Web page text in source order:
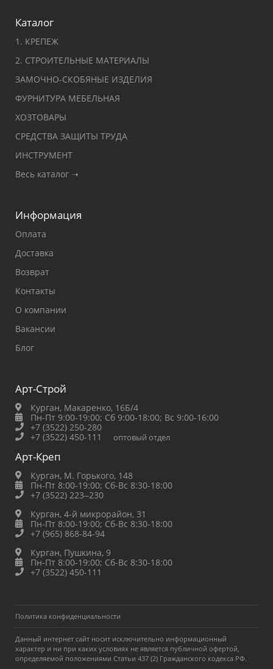
Каталог
1. КРЕПЕЖ
2. СТРОИТЕЛЬНЫЕ МАТЕРИАЛЫ
ЗАМОЧНО-СКОБЯНЫЕ ИЗДЕЛИЯ
ФУРНИТУРА МЕБЕЛЬНАЯ
ХОЗТОВАРЫ
СРЕДСТВА ЗАЩИТЫ ТРУДА
ИНСТРУМЕНТ
Весь каталог ➝
Информация
Оплата
Доставка
Возврат
Контакты
О компании
Вакансии
Блог
Арт-Строй
Курган, Макаренко, 16Б/4
Пн-Пт 9:00-19:00; Сб 9:00-18:00; Вс 9:00-16:00
+7 (3522) 250-280
+7 (3522) 450-111
оптовый отдел
Арт-Креп
Курган, М. Горького, 148
Пн-Пт 8:00-19:00; Сб-Вс 8:30-18:00
+7 (3522) 223‒230
Курган, 4-й микрорайон, 31
Пн-Пт 8:00-19:00; Сб-Вс 8:30-18:00
+7 (965) 868-84-94
Курган, Пушкина, 9
Пн-Пт 8:00-19:00; Сб-Вс 8:30-18:00
+7 (3522) 450-111
Политика конфиденциальности
Данный интернет сайт носит исключительно информационный
характер и ни при каких условиях не является публичной офертой,
определяемой положениями Статьи 437 (2) Гражданского кодекса РФ.